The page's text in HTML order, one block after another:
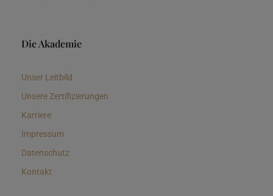
Die Akademie
Unser Leitbild
Unsere Zertifizierungen
Karriere
Impressum
Datenschutz
Kontakt